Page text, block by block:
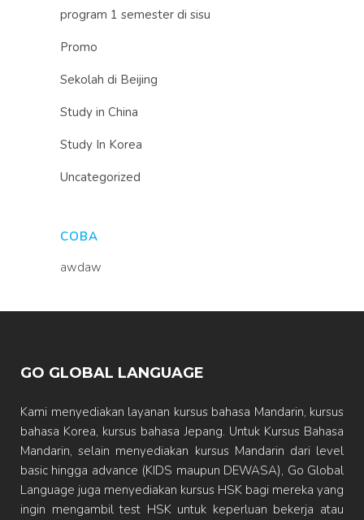
program 1 semester di sisu
Promo
Sekolah di Beijing
Study in China
Study In Korea
Uncategorized
COBA
awdaw
GO GLOBAL LANGUAGE
Kami menyediakan layanan kursus bahasa Mandarin, kursus
bahasa Korea, kursus bahasa Jepang. Untuk Kursus Bahasa
Mandarin, selain menyediakan kursus Mandarin dari level
basic hingga advance (KIDS maupun DEWASA), Go Global
Language juga menyediakan kursus HSK bagi mereka yang
ingin mengambil test HSK untuk keperluan bekerja atau